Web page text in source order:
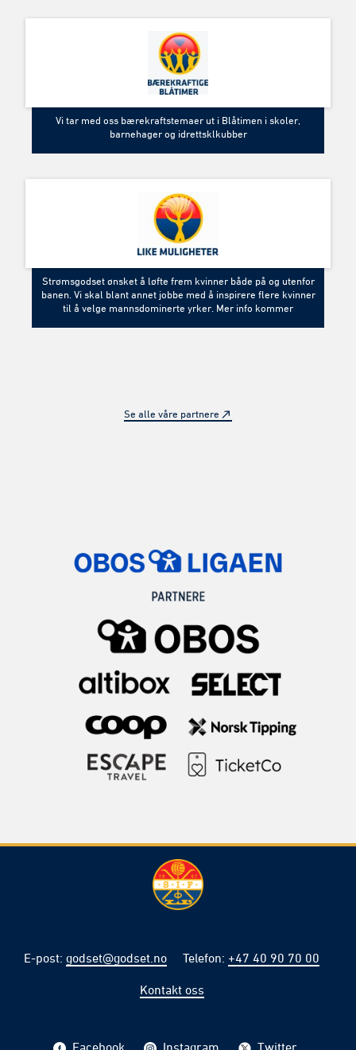
Vi tar med oss bærekraftstemaer ut i Blåtimen i skoler,
barnehager og idrettsklkubber
Strømsgodset ønsket å løfte frem kvinner både på og utenfor
banen. Vi skal blant annet jobbe med å inspirere flere kvinner
til å velge mannsdominerte yrker. Mer info kommer
Se alle våre partnere
E-post: godset@godset.no Telefon: +47 40 90 70 00
Kontakt oss
Facebook Instagram Twitter